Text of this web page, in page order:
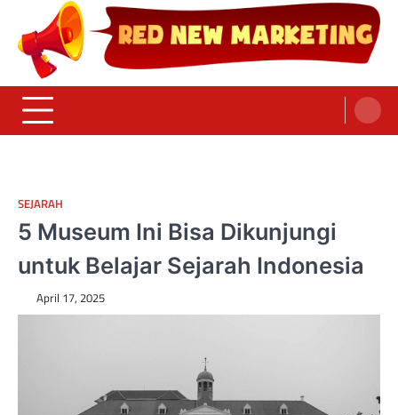
content
Red News Marketing
Sumber Fakta & Berita Masa Kini
SEJARAH
5 Museum Ini Bisa Dikunjungi
untuk Belajar Sejarah Indonesia
April 17, 2025